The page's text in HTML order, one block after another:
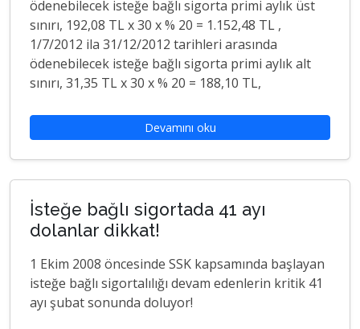
ödenebilecek isteğe bağlı sigorta primi aylık üst
sınırı, 192,08 TL x 30 x % 20 = 1.152,48 TL ,
1/7/2012 ila 31/12/2012 tarihleri arasında
ödenebilecek isteğe bağlı sigorta primi aylık alt
sınırı, 31,35 TL x 30 x % 20 = 188,10 TL,
Devamını oku
İsteğe bağlı sigortada 41 ayı
dolanlar dikkat!
1 Ekim 2008 öncesinde SSK kapsamında başlayan
isteğe bağlı sigortalılığı devam edenlerin kritik 41
ayı şubat sonunda doluyor!